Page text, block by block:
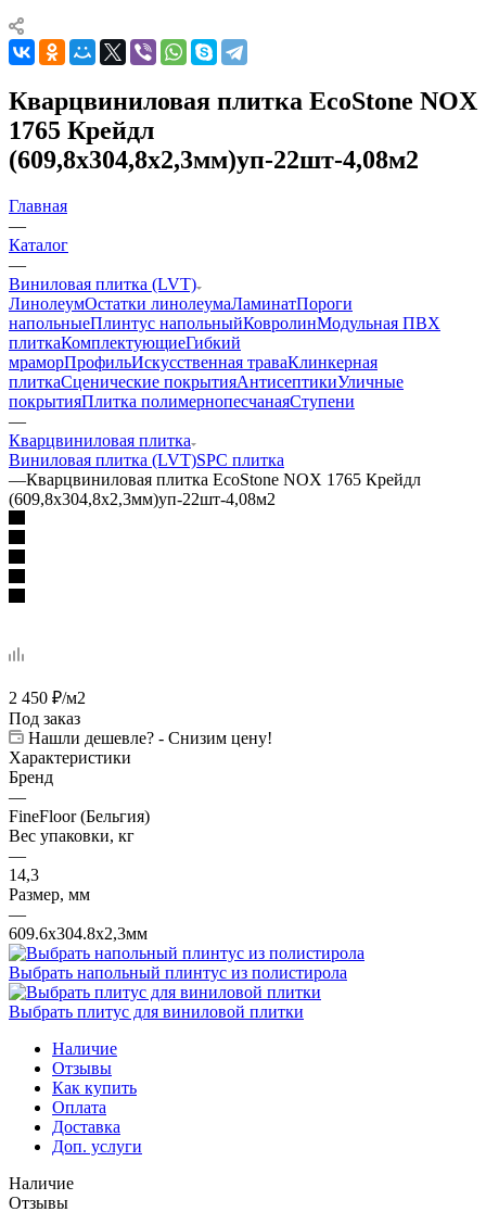
Кварцвиниловая плитка EcoStone NOX
1765 Крейдл
(609,8х304,8х2,3мм)уп-22шт-4,08м2
Главная
—
Каталог
—
Виниловая плитка (LVT)
ЛинолеумОстатки линолеумаЛаминатПороги
напольныеПлинтус напольныйКовролинМодульная ПВХ
плиткаКомплектующиеГибкий
мраморПрофильИскусственная траваКлинкерная
плиткаСценические покрытияАнтисептикиУличные
покрытияПлитка полимернопесчанаяСтупени
—
Кварцвиниловая плитка
Виниловая плитка (LVT)SPC плитка
—Кварцвиниловая плитка EcoStone NOX 1765 Крейдл
(609,8х304,8х2,3мм)уп-22шт-4,08м2
2 450 ₽/м2
Под заказ
Нашли дешевле? - Снизим цену!
Характеристики
Бренд
—
FineFloor (Бельгия)
Вес упаковки, кг
—
14,3
Размер, мм
—
609.6х304.8х2,3мм
Выбрать напольный плинтус из полистирола
Выбрать плитус для виниловой плитки
Наличие
Отзывы
Как купить
Оплата
Доставка
Доп. услуги
Наличие
Отзывы